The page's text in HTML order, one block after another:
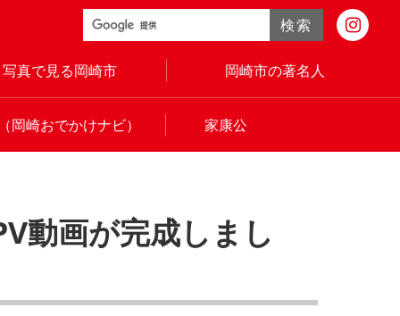
検索
写真で見る岡崎市 岡崎市の著名人
岡崎おでかけナビ） 家康公
動画が完成しまし